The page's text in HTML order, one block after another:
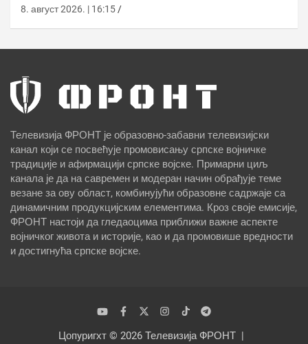
8. август 2026. | 16:15
Телевизија ФРОНТ је образовно-забавни телевизијски
канал који се посвећује промовисању српске војничке
традиције и афирмацији српске војске. Примарни циљ
канала је да на савремен и модеран начин обрађује теме
везане за ову област, комбинујући образовне садржаје са
динамичним продукцијским елементима. Кроз своје емисије,
ФРОНТ настоји да гледаоцима приближи важне аспекте
војничког живота и историје, као и да промовише вредности
и достигнућа српске војске.
Цопyригхт © 2026 Телевизија ФРОНТ